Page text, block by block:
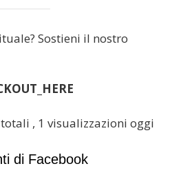
Sostieni il nostro
, 1 visualizzazioni oggi
di Facebook